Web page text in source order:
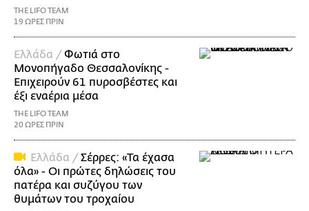
THE LIFO TEAM
19 ΩΡΕΣ ΠΡΙΝ
Ελλάδα /Φωτιά στο
Μονοπήγαδο Θεσσαλονίκης -
Επιχειρούν 61 πυροσβέστες και
έξι εναέρια μέσα
THE LIFO TEAM
20 ΩΡΕΣ ΠΡΙΝ
Ελλάδα /Σέρρες: «Τα έχασα
όλα» - Οι πρώτες δηλώσεις του
πατέρα και συζύγου των
θυμάτων του τροχαίου